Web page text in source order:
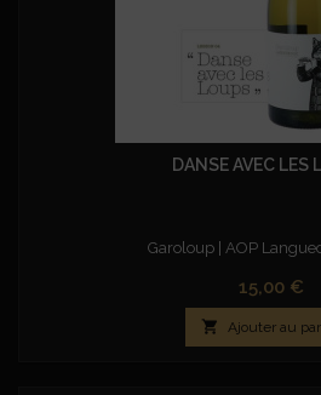
DANSE AVEC LES
Garoloup| AOP
Prix
15,00 €
 Ajouter au